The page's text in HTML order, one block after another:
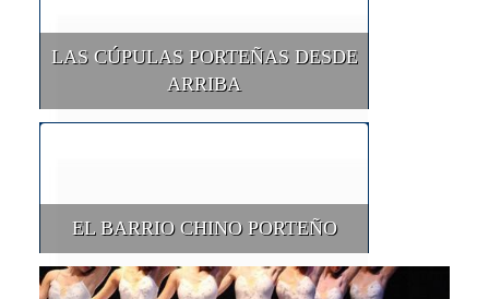
LAS CÚPULAS PORTEÑAS DESDE
ARRIBA
EL BARRIO CHINO PORTEÑO